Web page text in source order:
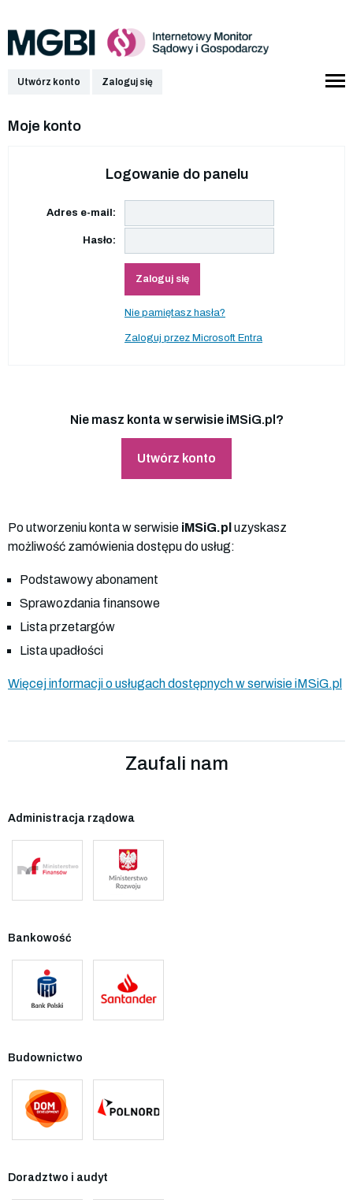
Utwórz konto Zaloguj się
Moje konto
Logowanie do panelu
Adres e-mail:
Hasło:
Zaloguj się
Nie pamiętasz hasła?
Zaloguj przez Microsoft Entra
Nie masz konta w serwisie iMSiG.pl?
Utwórz konto
Po utworzeniu konta w serwisie iMSiG.pl uzyskasz
możliwość zamówienia dostępu do usług:
Podstawowy abonament
Sprawozdania finansowe
Lista przetargów
Lista upadłości
Więcej informacji o usługach dostępnych w serwisie iMSiG.pl
Zaufali nam
Administracja rządowa
Bankowość
Budownictwo
Doradztwo i audyt